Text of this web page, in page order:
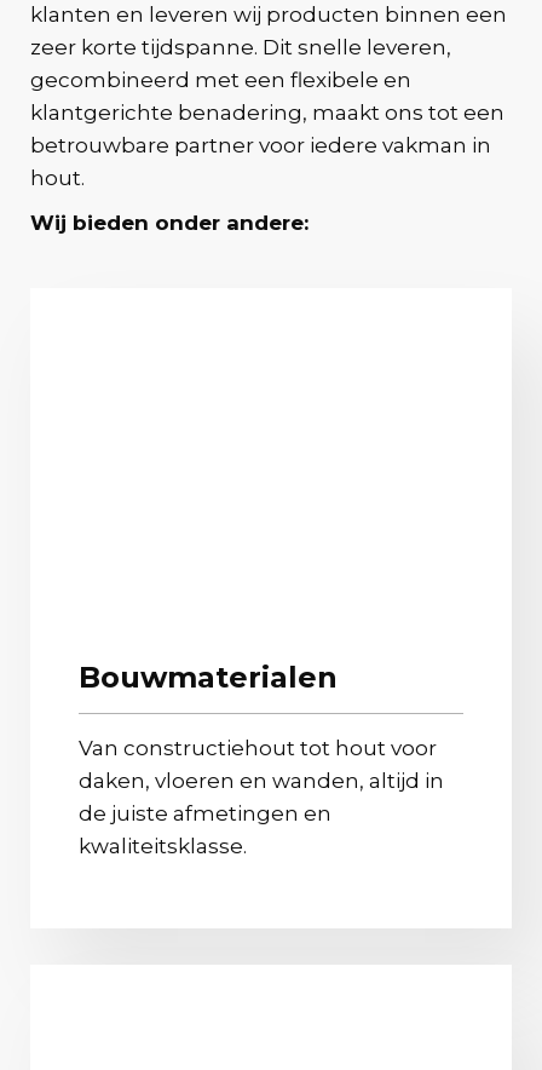
klanten en leveren wij producten binnen een
zeer korte tijdspanne. Dit snelle leveren,
gecombineerd met een flexibele en
klantgerichte benadering, maakt ons tot een
betrouwbare partner voor iedere vakman in
hout.
Wij bieden onder andere:
Bouwmaterialen
Van constructiehout tot hout voor
daken, vloeren en wanden, altijd in
de juiste afmetingen en
kwaliteitsklasse.